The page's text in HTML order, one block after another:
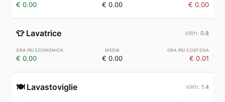
€ 0.00 € 0.00 € 0.00
👕 Lavatrice 0.8
€ 0.00 € 0.00 € 0.01
🍽️ Lavastoviglie 1.4